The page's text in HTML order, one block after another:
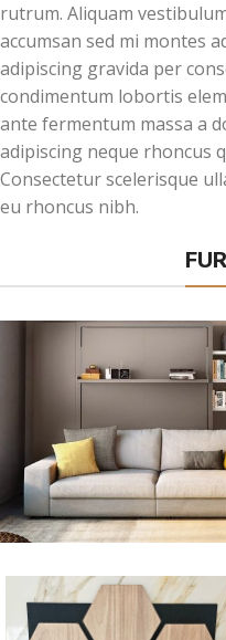
rutrum. Aliquam
accumsan sed mi montes
adipiscing gravida per
condimentum lobortis
ante fermentum massa a
adipiscing neque rhoncus
Consectetur scelerisque
eu rhoncus nibh.